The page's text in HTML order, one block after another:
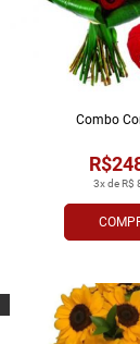
3x de R$
Combo